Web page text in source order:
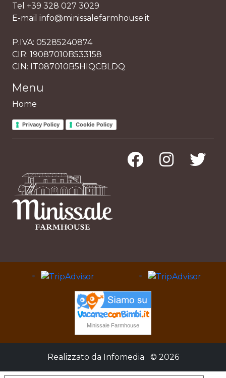
Tel +39 328 027 3029
E-mail info@minissalefarmhouse.it
P.IVA: 05285240874
CIR: 19087010B533158
CIN: IT087010B5HIQCBLDQ
Menu
Home
Privacy Policy Cookie Policy
Minissale Farmhouse
Realizzato da Infomedia © 2026